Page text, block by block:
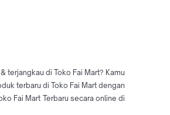
terjangkau di Toko Fai Mart? Kamu
terbaru di Toko Fai Mart dengan
Fai Mart Terbaru secara online di